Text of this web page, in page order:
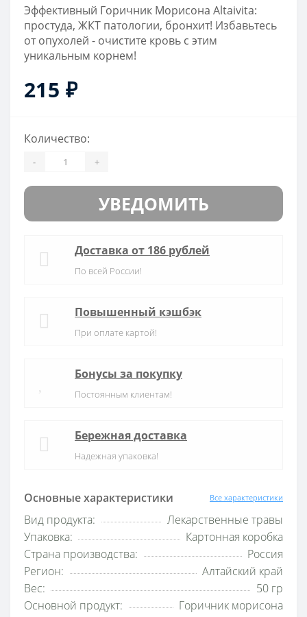
Эффективный Горичник Морисона Altaivita:
простуда, ЖКТ патологии, бронхит! Избавьтесь
от опухолей - очистите кровь с этим
уникальным корнем!
215 ₽
Основные характеристики Все характеристики
Вид продукта:
Лекарственные травы
Упаковка:
Картонная коробка
Страна производства:
Россия
Регион:
Алтайский край
Вес:
50 гр
Основной продукт:
Горичник морисона
Количество:
- +
УВЕДОМИТЬ
Доставка от 186 рублей
По всей России!
Повышенный кэшбэк
При оплате картой!
Бонусы за покупку
Постоянным клиентам!
Бережная доставка
Надежная упаковка!